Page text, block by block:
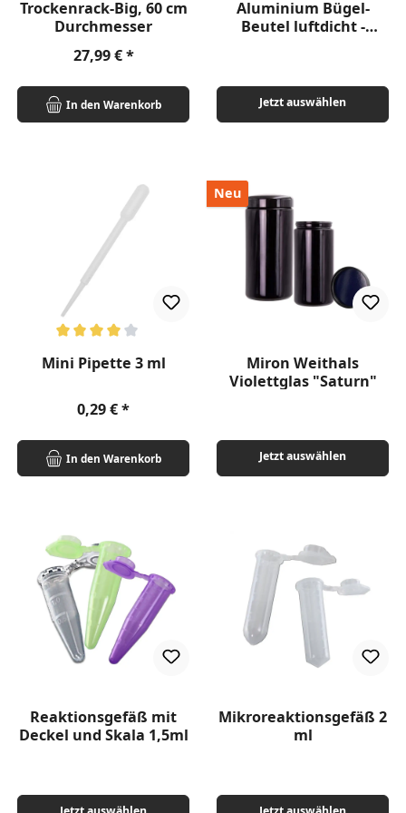
Trockenrack-Big, 60 cm
Durchmesser
Regulärer Preis:
27,99 €
In den Warenkorb
Aluminium Bügel-
Beutel luftdicht -
Jetzt auswählen
Mini Pipette 3 ml
Regulärer Preis:
0,29 €
In den Warenkorb
Neu
Miron Weithals
Violettglas "Saturn"
Jetzt auswählen
Reaktionsgefäß mit
Deckel und Skala 1,5ml
Mikroreaktionsgefäß 2
ml